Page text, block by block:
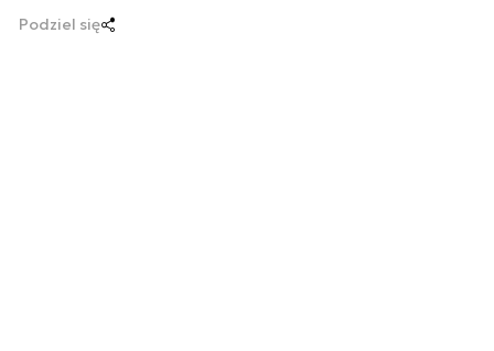
Podziel się